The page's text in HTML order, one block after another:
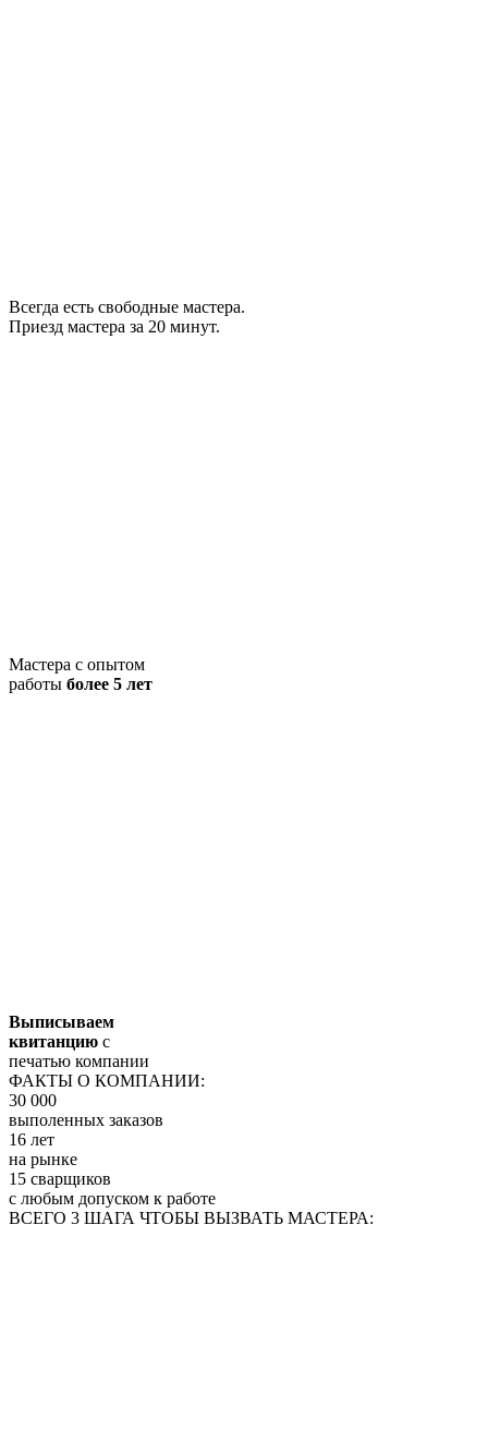
Всегда есть свободные мастера.
Приезд мастера за 20 минут.
Мастера с опытом
работы более 5 лет
Выписываем
квитанцию с
печатью компании
ФАКТЫ О КОМПАНИИ:
30 000
выполенных заказов
16 лет
на рынке
15 сварщиков
с любым допуском к работе
ВСЕГО 3 ШАГА ЧТОБЫ ВЫЗВАТЬ МАСТЕРА: